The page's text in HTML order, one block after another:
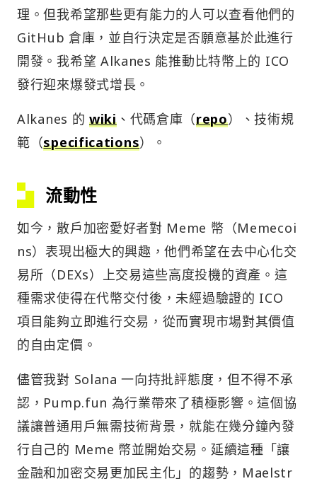
理。但我希望那些更有能力的人可以查看他們的
GitHub 倉庫，並自行決定是否願意基於此進行
開發。我希望 Alkanes 能推動比特幣上的 ICO
發行迎來爆發式增長。
Alkanes 的 wiki、代碼倉庫（repo）、技術規
範（specifications）。
流動性
如今，散戶加密愛好者對 Meme 幣（Memecoi
ns）表現出極大的興趣，他們希望在去中心化交
易所（DEXs）上交易這些高度投機的資產。這
種需求使得在代幣交付後，未經過驗證的 ICO
項目能夠立即進行交易，從而實現市場對其價值
的自由定價。
儘管我對 Solana 一向持批評態度，但不得不承
認，Pump.fun 為行業帶來了積極影響。這個協
議讓普通用戶無需技術背景，就能在幾分鐘內發
行自己的 Meme 幣並開始交易。延續這種「讓
金融和加密交易更加民主化」的趨勢，Maelstr